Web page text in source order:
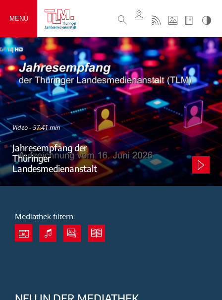
MENÜ
Video - 57:41 min
Jahresempfang der
Thüringer
Landesmedienanstalt
Mediathek filtern: